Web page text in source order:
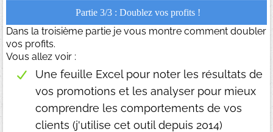
Partie 3/3 : Doublez vos profits !
Dans la troisième partie je vous montre comment doubler
vos profits.
Vous allez voir :
Une feuille Excel pour noter les résultats de
vos promotions et les analyser pour mieux
comprendre les comportements de vos
clients (j'utilise cet outil depuis 2014)